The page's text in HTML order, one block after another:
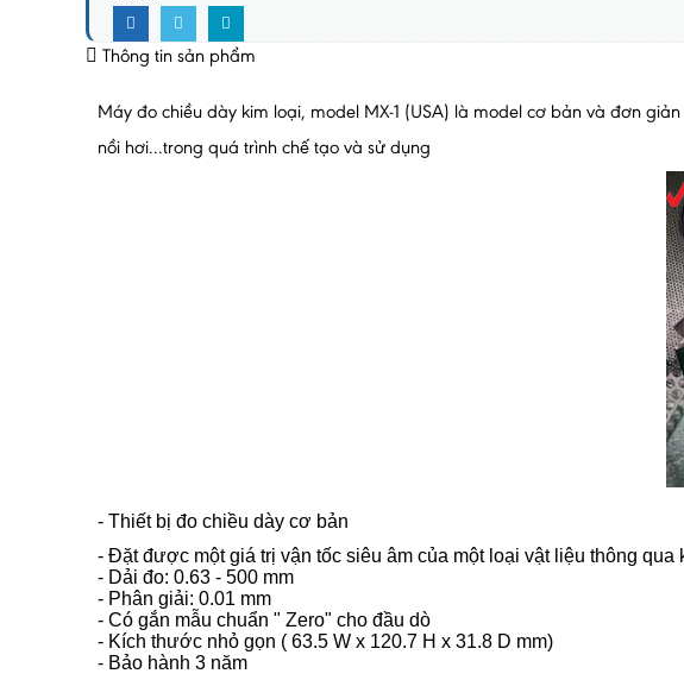
Thông tin sản phẩm
Máy đo chiều dày kim loại, model MX-1 (USA) là model cơ bản và đơn
nồi hơi...trong quá trình chế tạo và sử dụng
- Thiết bị đo chiều dày cơ bản
- Đặt được một giá trị vận tốc siêu âm của một loại vật liệu thông qua
- Dải đo: 0.63 - 500 mm
- Phân giải: 0.01 mm
- Có gắn mẫu chuẩn " Zero" cho đầu dò
- Kích thước nhỏ gọn ( 63.5 W x 120.7 H x 31.8 D mm)
- Bảo hành 3 năm